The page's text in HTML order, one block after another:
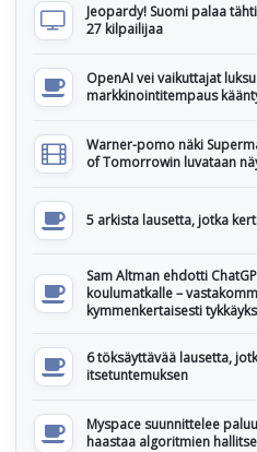
Jeopardy! Suomi palaa
27 kilpailijaa
OpenAI vei vaikuttajat
markkinointitempaus
Warner-pomo näki
of Tomorrowin luvataan
5 arkista lausetta, jotka
Sam Altman ehdotti
koulumatkalle –
kymmenkertaisesti
6 töksäyttävää lausetta,
itsetuntemuksen
Myspace suunnittelee
haastaa algoritmien